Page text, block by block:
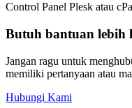
Control Panel Plesk atau
Butuh bantuan lebih
Jangan ragu untuk
memiliki pertanyaan atau
Hubungi Kami